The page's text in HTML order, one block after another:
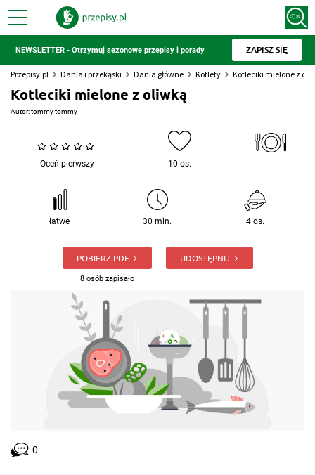
NEWSLETTER - Otrzymuj sezonowe przepisy i porady ZAPISZ SIĘ
Przepisy.pl Dania i przekąski Dania główne Kotlety Kotleciki mielone z
Kotleciki mielone z oliwką
Autor:tommy tommy
Oceń pierwszy 10 os.
łatwe 30 min. 4 os.
POBIERZ PDF
8 osób zapisało
UDOSTĘPNIJ
0